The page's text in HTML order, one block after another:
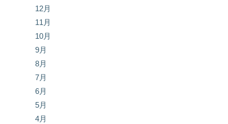
12月
11月
10月
9月
8月
7月
6月
5月
4月